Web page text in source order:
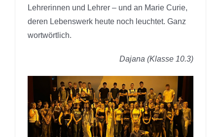
Lehrerinnen und Lehrer – und an Marie Curie,
deren Lebenswerk heute noch leuchtet. Ganz
wortwörtlich.
Dajana (Klasse 10.3)